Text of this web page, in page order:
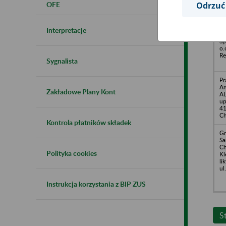
OFE
Interpretacje
Sygnalista
Zakładowe Plany Kont
Kontrola płatników składek
Polityka cookies
Instrukcja korzystania z BIP ZUS